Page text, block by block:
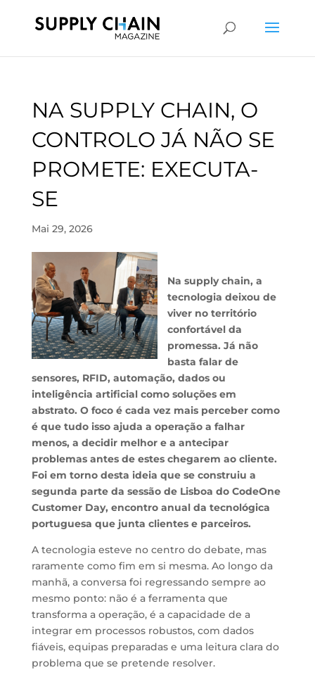
NA SUPPLY CHAIN, O
CONTROLO JÁ NÃO SE
PROMETE: EXECUTA-
SE
Mai 29, 2026
Na supply chain, a
tecnologia deixou de
viver no território
confortável da
promessa. Já não
basta falar de
sensores, RFID, automação, dados ou
inteligência artificial como soluções em
abstrato. O foco é cada vez mais perceber como
é que tudo isso ajuda a operação a falhar
menos, a decidir melhor e a antecipar
problemas antes de estes chegarem ao cliente.
Foi em torno desta ideia que se construiu a
segunda parte da sessão de Lisboa do CodeOne
Customer Day, encontro anual da tecnológica
portuguesa que junta clientes e parceiros.
A tecnologia esteve no centro do debate, mas
raramente como fim em si mesma. Ao longo da
manhã, a conversa foi regressando sempre ao
mesmo ponto: não é a ferramenta que
transforma a operação, é a capacidade de a
integrar em processos robustos, com dados
fiáveis, equipas preparadas e uma leitura clara do
problema que se pretende resolver.